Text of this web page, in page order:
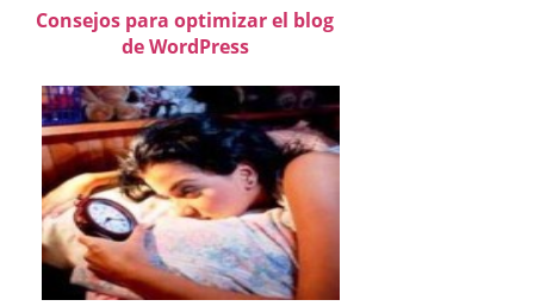
Consejos para optimizar el blog
de WordPress